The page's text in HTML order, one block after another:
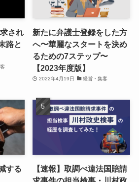
され
路と
新たに弁護士登録をした方
へ〜華麗なスタートを決め
るための7ステップ〜
【2023年度版】
2022年4月19日 経営・集客
する
【速報】取調べ違法国賠請